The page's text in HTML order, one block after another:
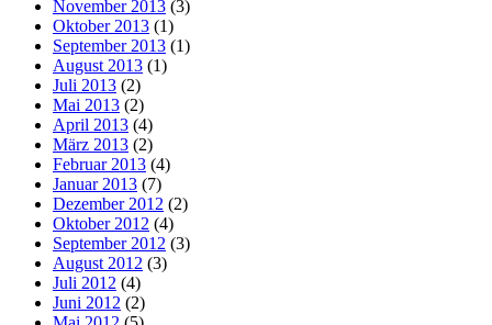
November 2013 (3)
Oktober 2013 (1)
September 2013 (1)
August 2013 (1)
Juli 2013 (2)
Mai 2013 (2)
April 2013 (4)
März 2013 (2)
Februar 2013 (4)
Januar 2013 (7)
Dezember 2012 (2)
Oktober 2012 (4)
September 2012 (3)
August 2012 (3)
Juli 2012 (4)
Juni 2012 (2)